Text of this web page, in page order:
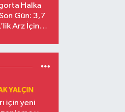
Halka
Gün: 3,7
Arz İçin
YALÇIN
için yeni